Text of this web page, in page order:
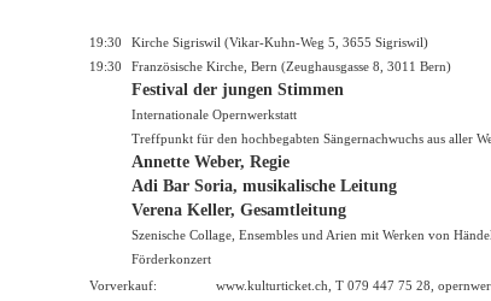
19:30
Kirche Sigriswil (Vikar-Kuhn-Weg 5, 3655 Sigriswil)
19:30
Französische Kirche, Bern (Zeughausgasse 8, 3011 Bern)
Festival der jungen Stimmen
Internationale Opernwerkstatt
Treffpunkt für den hochbegabten Sängernachwuchs aus aller
Annette Weber, Regie
Adi Bar Soria, musikalische Leitung
Verena Keller, Gesamtleitung
Szenische Collage, Ensembles und Arien mit Werken von
Förderkonzert
Vorverkauf:
www.kulturticket.ch , T 079 447 75 28,